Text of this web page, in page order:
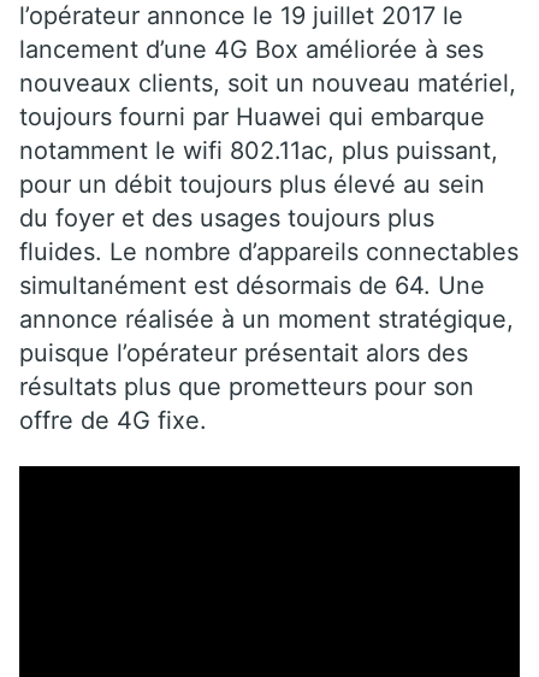
l’opérateur annonce le 19 juillet 2017 le
lancement d’une 4G Box améliorée à ses
nouveaux clients, soit un nouveau matériel,
toujours fourni par Huawei qui embarque
notamment le wifi 802.11ac, plus puissant,
pour un débit toujours plus élevé au sein
du foyer et des usages toujours plus
fluides. Le nombre d’appareils connectables
simultanément est désormais de 64. Une
annonce réalisée à un moment stratégique,
puisque l’opérateur présentait alors des
résultats plus que prometteurs pour son
offre de 4G fixe.